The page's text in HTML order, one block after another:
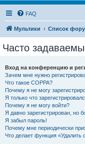
FAQ
Мультики Список
Часто
Вход на конференцию и
Зачем мне нужно
Что такое COPPA?
Почему я не могу
Я только что
Почему я не могу войти?
Я давно зарегистрирован, но
Я забыл пароль!
Почему мне периодически
Что делает функция «Удалить